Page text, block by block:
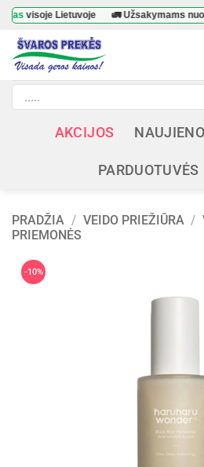
Skip
content
Lietuvoje 🚛 Užsakymams nuo39 €–
Products
search
AKCIJOS
PARDUOTUVĖS
PRADŽIA / VEIDO PRIEŽIŪRA /
PRIEMONĖS
-10%